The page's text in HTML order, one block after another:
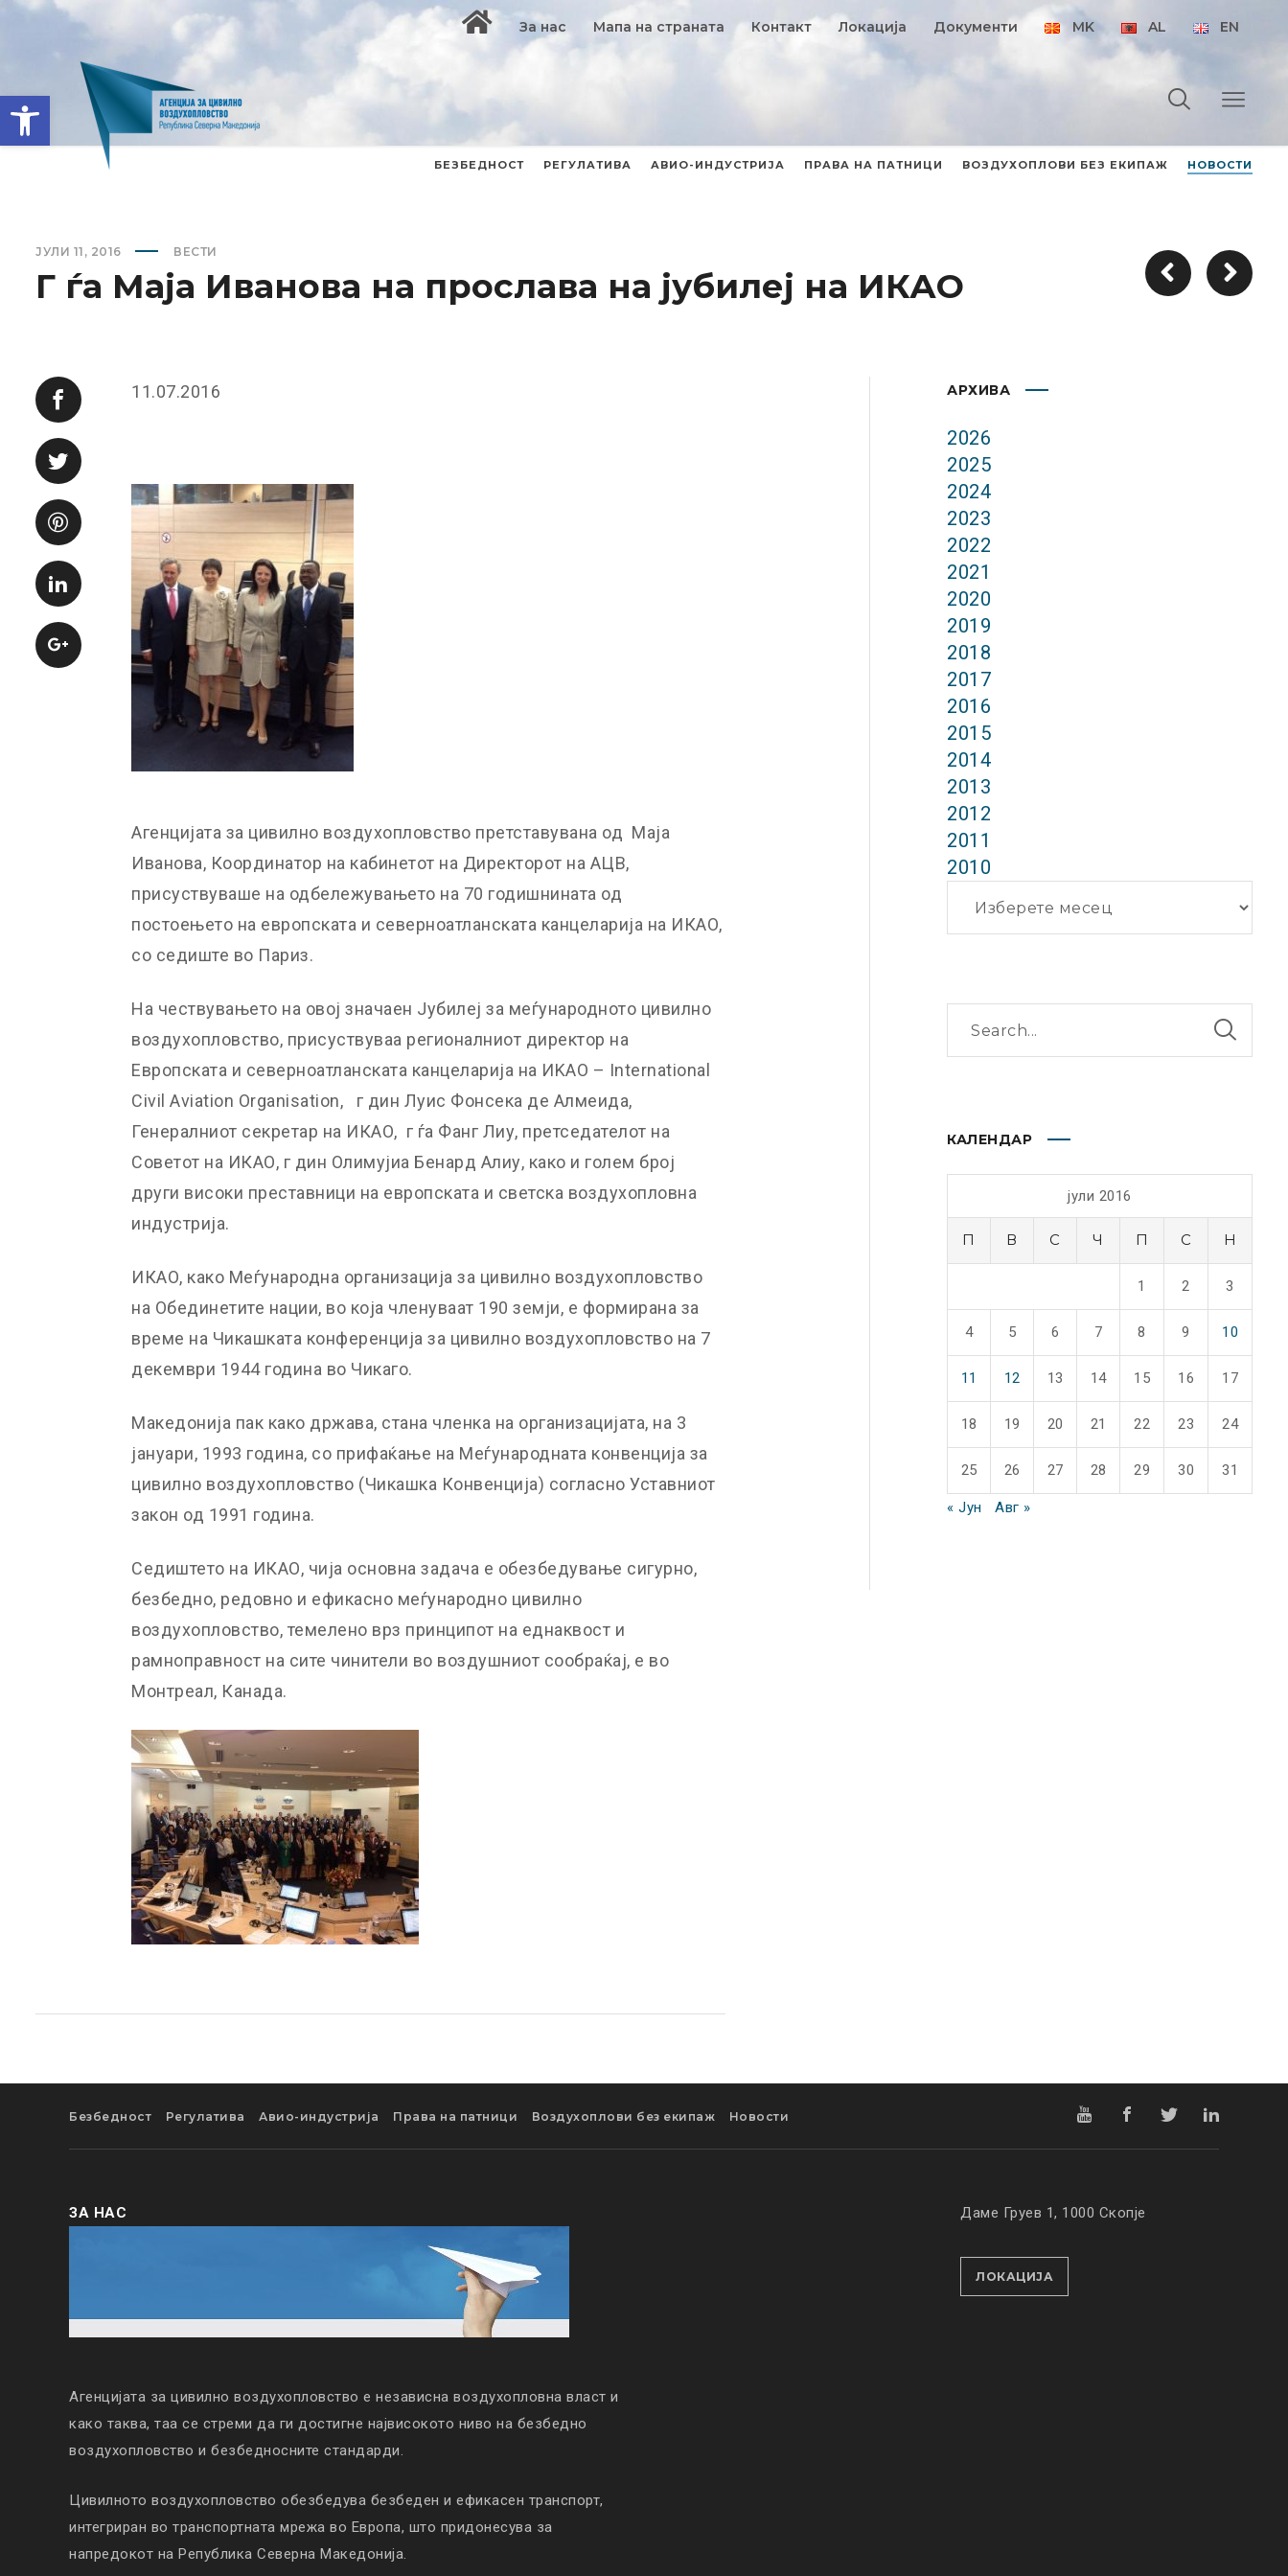
Open toolbar
За нас Мапа на страната Контакт Локација Документи MK AL EN
БЕЗБЕДНОСТ РЕГУЛАТИВА АВИО-ИНДУСТРИЈА ПРАВА НА ПАТНИЦИ ВОЗДУХОПЛОВИ БЕЗ ЕКИПАЖ НОВОСТИ
ЈУЛИ 11, 2016 ВЕСТИ
Г ѓа Маја Иванова на прослава на јубилеј на ИКАО
11.07.2016
Агенцијата за цивилно воздухопловство претставувана од Маја
Иванова, Координатор на кабинетот на Директорот на АЦВ,
присуствуваше на одбележувањето на 70 годишнината од
постоењето на европската и северноатланската канцеларија на ИКАО,
со седиште во Париз.
На чествувањето на овој значаен Јубилеј за меѓународното цивилно
воздухопловство, присуствуваа регионалниот директор на
Европската и северноатланската канцеларија на ИKАО – International
Civil Aviation Organisation, г дин Луис Фонсека де Алмеида,
Генералниот секретар на ИКАО, г ѓа Фанг Лиу, претседателот на
Советот на ИКАО, г дин Олимујиа Бенард Алиу, како и голем број
други високи преставници на европската и светска воздухопловна
индустрија.
ИКАО, како Меѓународна организација за цивилно воздухопловство
на Обединетите нации, во која членуваат 190 земји, е формирана за
време на Чикашката конференција за цивилно воздухопловство на 7
декември 1944 година во Чикаго.
Македонија пак како држава, стана членка на организацијата, на 3
јануари, 1993 година, со прифаќање на Меѓународната конвенција за
цивилно воздухопловство (Чикашка Конвенција) согласно Уставниот
закон од 1991 година.
Седиштето на ИКАО, чија основна задача е обезбедување сигурно,
безбедно, редовно и ефикасно меѓународно цивилно
воздухопловство, темелено врз принципот на еднаквост и
рамноправност на сите чинители во воздушниот сообраќај, е во
Монтреал, Канада.
АРХИВА
2026
2025
2024
2023
2022
2021
2020
2019
2018
2017
2016
2015
2014
2013
2012
2011
2010
КАЛЕНДАР
јули 2016
П В С Ч П С Н
1 2 3
4 5 6 7 8 9 10
11 12 13 14 15 16 17
18 19 20 21 22 23 24
25 26 27 28 29 30 31
« Јун Авг »
Безбедност Регулатива Авио-индустрија Права на патници Воздухоплови без екипаж Новости
ЗА НАС
Агенцијата за цивилно воздухопловство е независна воздухопловна власт и
како таква, таа се стреми да ги достигне највисокото ниво на безбедно
воздухопловство и безбедносните стандарди.
Цивилното воздухопловство обезбедува безбеден и ефикасен транспорт,
интегриран во транспортната мрежа во Европа, што придонесува за
напредокот на Република Северна Македонија.
Даме Груев 1, 1000 Скопје
ЛОКАЦИЈА